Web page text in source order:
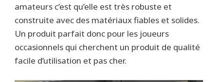
amateurs c’est qu’elle est très robuste et
construite avec des matériaux fiables et solides.
Un produit parfait donc pour les joueurs
occasionnels qui cherchent un produit de qualité
facile d’utilisation et pas cher.